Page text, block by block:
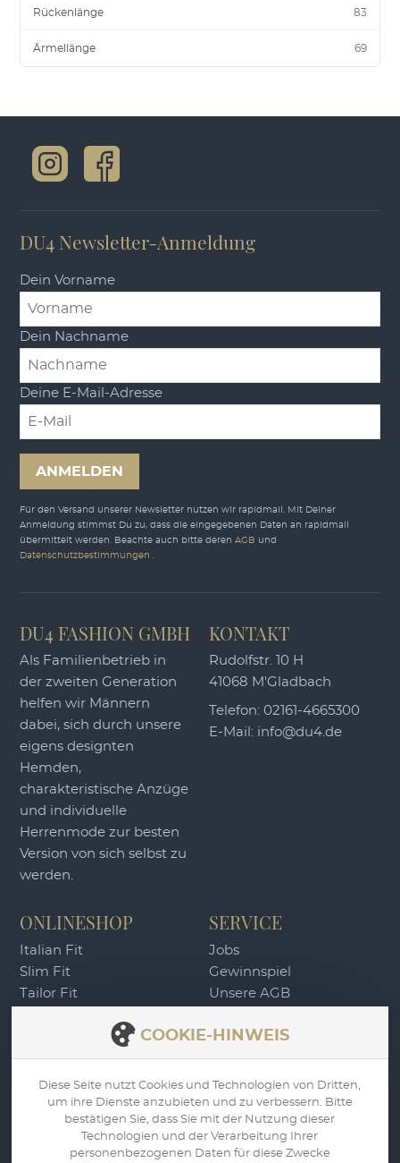
Rückenlänge 83
Ärmellänge 69
DU4 Newsletter-Anmeldung
Dein Vorname
Dein Nachname
Deine E-Mail-Adresse
ANMELDEN
Für den Versand unserer Newsletter nutzen wir rapidmail. Mit Deiner
Anmeldung stimmst Du zu, dass die eingegebenen Daten an rapidmail
übermittelt werden. Beachte auch bitte derenAGB und
Datenschutzbestimmungen.
DU4 FASHION GMBH
Als Familienbetrieb in
der zweiten Generation
helfen wir Männern
dabei, sich durch unsere
eigens designten
Hemden,
charakteristische Anzüge
und individuelle
Herrenmode zur besten
Version von sich selbst zu
werden.
KONTAKT
Rudolfstr. 10 H
41068 M'Gladbach
Telefon:02161-4665300
E-Mail: info@du4.de
ONLINESHOP
Italian Fit
Slim Fit
Tailor Fit
SERVICE
Jobs
Gewinnspiel
Unsere AGB
Zahlung & Versand
Datenschutz
Impressum
WIDERRUF
COOKIE-HINWEIS
Diese Seite nutzt Cookies und Technologien von Dritten,
um ihre Dienste anzubieten und zu verbessern. Bitte
bestätigen Sie, dass Sie mit der Nutzung dieser
Technologien und der Verarbeitung Ihrer
personenbezogenen Daten für diese Zwecke